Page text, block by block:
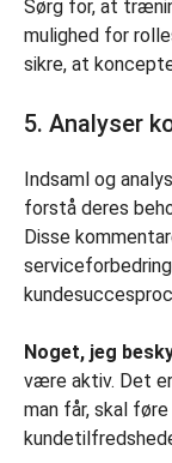
Sørg for, at
mulighed for
sikre, at
5. Analyser
Indsaml og
forstå deres
Disse
Noget, jeg
være aktiv. Det
man får, skal